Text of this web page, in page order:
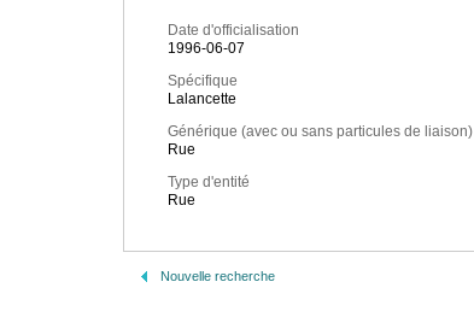
Date d'officialisation
1996-06-07
Spécifique
Lalancette
Générique (avec ou sans particules de liaison)
Rue
Type d'entité
Rue
Nouvelle recherche